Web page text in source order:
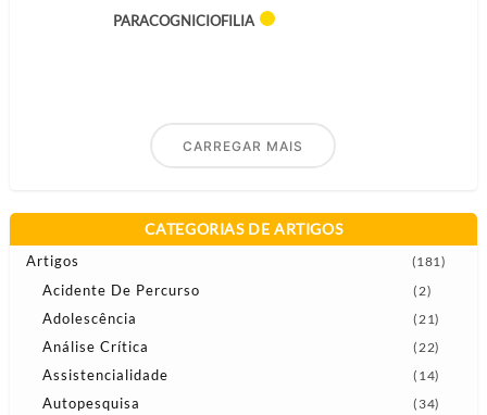
PARACOGNICIOFILIA
CARREGAR MAIS
CATEGORIAS DE ARTIGOS
Artigos (181)
Acidente De Percurso (2)
Adolescência (21)
Análise Crítica (22)
Assistencialidade (14)
Autopesquisa (34)